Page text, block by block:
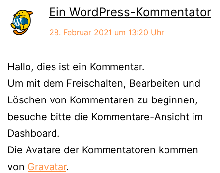
Ein WordPress-Kommentator
28. Februar 2021 um 13:20 Uhr
Hallo, dies ist ein Kommentar.
Um mit dem Freischalten, Bearbeiten und
Löschen von Kommentaren zu beginnen,
besuche bitte die Kommentare-Ansicht im
Dashboard.
Die Avatare der Kommentatoren kommen
von Gravatar.